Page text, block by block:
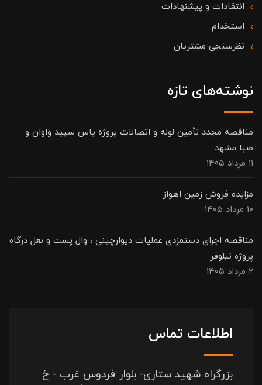
انتقادات و پیشنهادات
استخدام
نظرسنجی مشتریان
نوشته‌های تازه
مناقصه مجدد تأمین لوله و اتصالات پروژه یاس سپید واوان و
صبا مشهد
۱۱ مرداد ۱۴۰۵
مزایده فروش زمین اهواز
۱۰ مرداد ۱۴۰۵
مناقصه اجرای دستمزدی عملیات دیوارچینی ، وال پست و نعل درگاه
پروژه نیلوفر
۲ مرداد ۱۴۰۵
اطلاعات تماس
بزرگراه شهید ستاری- بلوار فردوس غرب - خ